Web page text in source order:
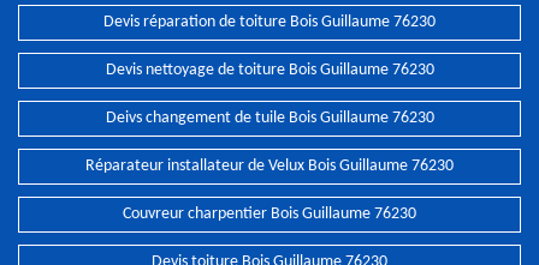
Devis réparation de toiture Bois Guillaume 76230
Devis nettoyage de toiture Bois Guillaume 76230
Deivs changement de tuile Bois Guillaume 76230
Réparateur installateur de Velux Bois Guillaume 76230
Couvreur charpentier Bois Guillaume 76230